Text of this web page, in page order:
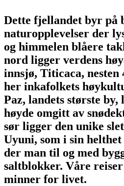
Dette fjellandet byr på
naturopplevelser der
og himmelen blåere
nord ligger verdens
innsjø, Titicaca, nesten
her inkafolkets
Paz, landets største by,
høyde omgitt av
sør ligger den unike
Uyuni, som i sin
der man til og med
saltblokker. Våre
minner for livet.